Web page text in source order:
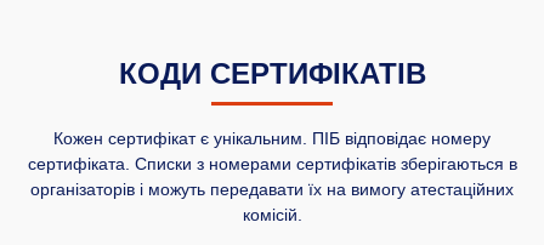
КОДИ СЕРТИФІКАТІВ
Кожен сертифікат є унікальним. ПІБ відповідає номеру
сертифіката. Списки з номерами сертифікатів зберігаються в
організаторів і можуть передавати їх на вимогу атестаційних
комісій.